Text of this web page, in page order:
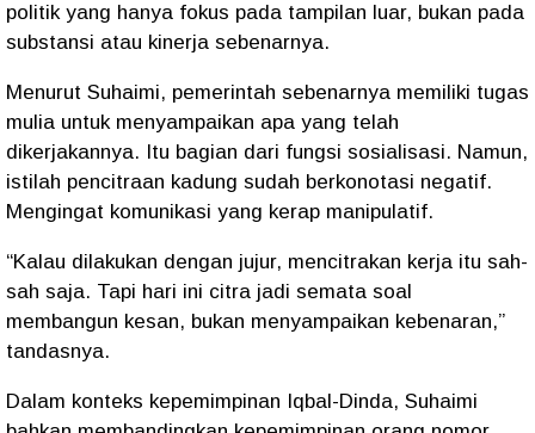
politik yang hanya fokus pada tampilan luar, bukan pada
substansi atau kinerja sebenarnya.
Menurut Suhaimi, pemerintah sebenarnya memiliki tugas
mulia untuk menyampaikan apa yang telah
dikerjakannya. Itu bagian dari fungsi sosialisasi. Namun,
istilah pencitraan kadung sudah berkonotasi negatif.
Mengingat komunikasi yang kerap manipulatif.
“Kalau dilakukan dengan jujur, mencitrakan kerja itu sah-
sah saja. Tapi hari ini citra jadi semata soal
membangun kesan, bukan menyampaikan kebenaran,”
tandasnya.
Dalam konteks kepemimpinan Iqbal-Dinda, Suhaimi